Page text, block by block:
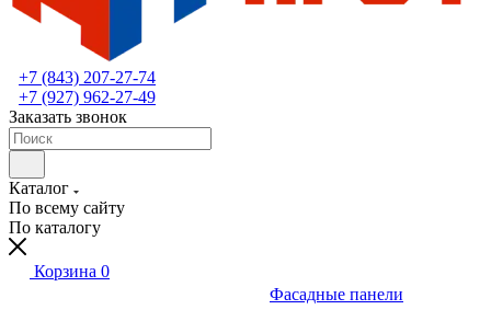
+7 (843) 207-27-74
+7 (927) 962-27-49
Заказать звонок
Каталог
По всему сайту
По каталогу
Корзина 0
Фасадные панели